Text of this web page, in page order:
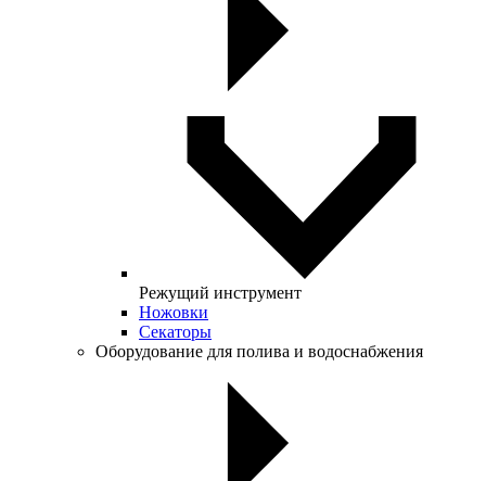
Режущий инструмент
Ножовки
Секаторы
Оборудование для полива и водоснабжения